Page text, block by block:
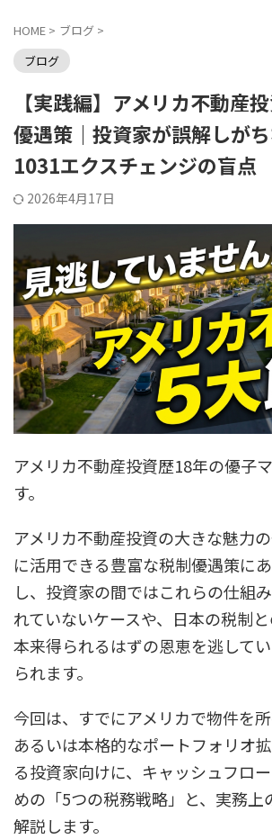
HOME > ブログ >
ブログ
【実践編】アメリカ不動産
優遇策｜投資家が誤解しが
1031エクスチェンジの盲点
2026年4月17日
アメリカ不動産投資歴18年の優子
す。
アメリカ不動産投資の大きな魅力
に活用できる豊富な税制優遇策に
し、投資家の間ではこれらの仕組
れていないケースや、日本の税制と
本来得られるはずの恩恵を逃して
られます。
今回は、すでにアメリカで物件を所
あるいは本格的なポートフォリオ
る投資家向けに、キャッシュフロ
めの「5つの税務戦略」と、実務上
解説します。